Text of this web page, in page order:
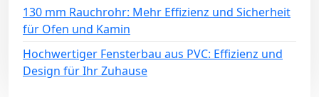
130 mm Rauchrohr: Mehr Effizienz und Sicherheit
für Ofen und Kamin
Hochwertiger Fensterbau aus PVC: Effizienz und
Design für Ihr Zuhause